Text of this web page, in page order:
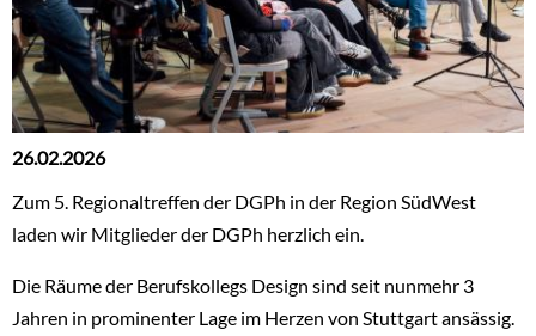
26.02.2026
Zum 5. Regionaltreffen der DGPh in der Region SüdWest
laden wir Mitglieder der DGPh herzlich ein.
Die Räume der Berufskollegs Design sind seit nunmehr 3
Jahren in prominenter Lage im Herzen von Stuttgart ansässig.